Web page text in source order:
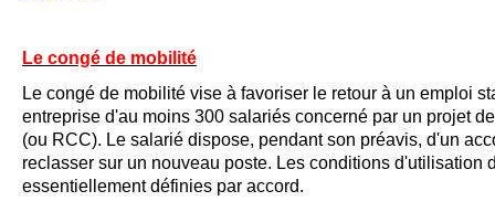
Le congé de mobilité
Le congé de mobilité vise à favoriser le retour à un emploi
entreprise d'au moins 300 salariés concerné par un projet
(ou RCC). Le salarié dispose, pendant son préavis, d'un
reclasser sur un nouveau poste. Les conditions d'utilisation
essentiellement définies par accord.